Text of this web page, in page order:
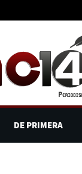
DE PRIMERA